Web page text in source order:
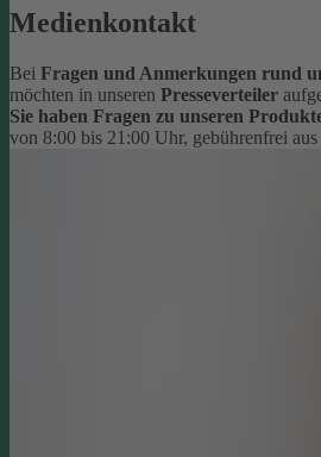
Medienkontakt
Bei Fragen und Anmerkungen rund
möchten in unseren Presseverteiler
Sie haben Fragen zu unseren
von 8:00 bis 21:00 Uhr, gebührenfrei